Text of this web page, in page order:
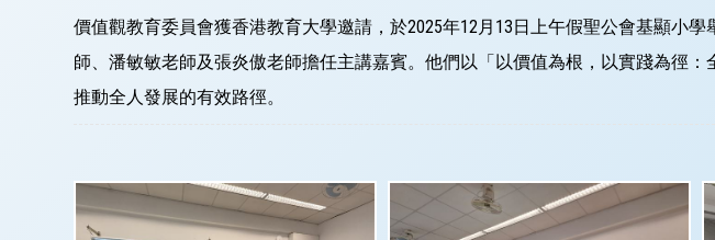
價值觀教育委員會獲香港教育大學邀請，於2025年12月13日上午假聖公會基顯小
師、潘敏敏老師及張炎傲老師擔任主講嘉賓。他們以「以價值為根，以實踐為徑
推動全人發展的有效路徑。